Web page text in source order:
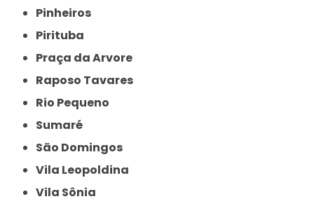
Pinheiros
Pirituba
Praça da Arvore
Raposo Tavares
Rio Pequeno
Sumaré
São Domingos
Vila Leopoldina
Vila Sônia